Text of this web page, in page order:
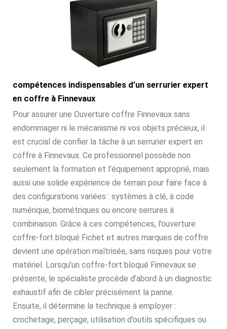
compétences indispensables d’un serrurier expert
en coffre à Finnevaux
Pour assurer une Ouverture coffre Finnevaux sans
endommager ni le mécanisme ni vos objets précieux, il
est crucial de confier la tâche à un serrurier expert en
coffre à Finnevaux. Ce professionnel possède non
seulement la formation et l’équipement approprié, mais
aussi une solide expérience de terrain pour faire face à
des configurations variées : systèmes à clé, à code
numérique, biométriques ou encore serrures à
combinaison. Grâce à ces compétences, l’ouverture
coffre-fort bloqué Fichet et autres marques de coffre
devient une opération maîtrisée, sans risques pour votre
matériel. Lorsqu’un coffre-fort bloqué Finnevaux se
présente, le spécialiste procède d’abord à un diagnostic
exhaustif afin de cibler précisément la panne.
Ensuite, il détermine la technique à employer :
crochetage, perçage, utilisation d’outils spécifiques ou